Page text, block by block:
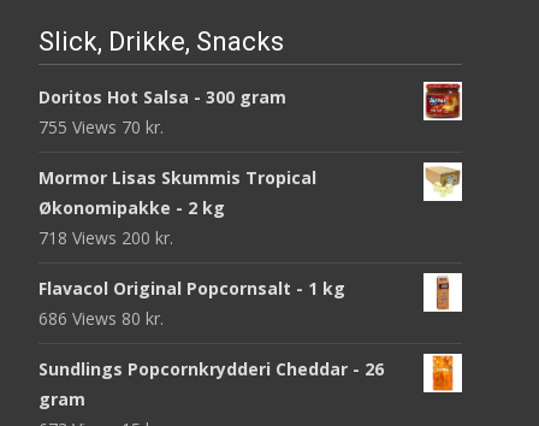
Slick, Drikke, Snacks
Doritos Hot Salsa - 300 gram
755 Views 70 kr.
Mormor Lisas Skummis Tropical
Økonomipakke - 2 kg
718 Views 200 kr.
Flavacol Original Popcornsalt - 1 kg
686 Views 80 kr.
Sundlings Popcornkrydderi Cheddar - 26
gram